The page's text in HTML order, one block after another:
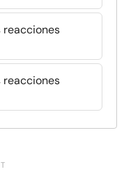
reacciones
reacciones